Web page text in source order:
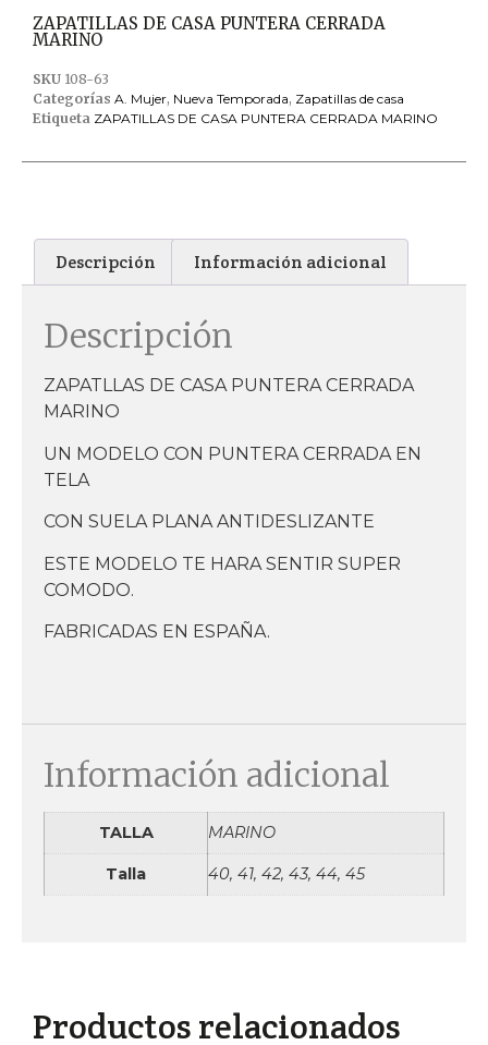
Productos relacionados
ZAPATILLAS DE CASA PUNTERA CERRADA
MARINO
SKU 108-63
Categorías A. Mujer, Nueva Temporada, Zapatillas de casa
Etiqueta ZAPATILLAS DE CASA PUNTERA CERRADA MARINO
Descripción Información adicional
Descripción
ZAPATLLAS DE CASA PUNTERA CERRADA
MARINO
UN MODELO CON PUNTERA CERRADA EN
TELA
CON SUELA PLANA ANTIDESLIZANTE
ESTE MODELO TE HARA SENTIR SUPER
COMODO.
FABRICADAS EN ESPAÑA.
Información adicional
TALLA MARINO
Talla 40, 41, 42, 43, 44, 45